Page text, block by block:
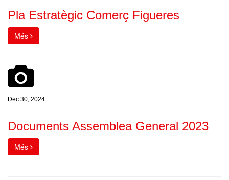
Pla Estratègic Comerç Figueres
Més
Dec 30, 2024
Documents Assemblea General 2023
Més